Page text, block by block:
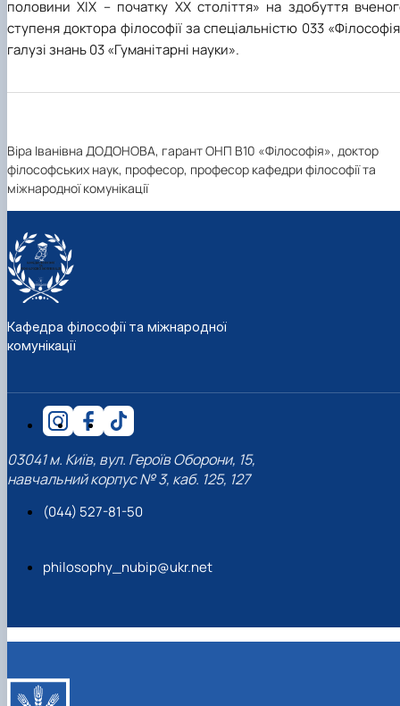
половини XIX – початку XX століття» на здобуття
ступеня доктора філософії за спеціальністю 033
галузі знань 03 «Гуманітарні науки».
Віра Іванівна ДОДОНОВА, гарант ОНП В10 «Філософія», доктор
філософських наук, професор, професор кафедри філософії та
міжнародної комунікації
Кафедра філософії та міжнародної
комунікації
03041 м. Київ, вул. Героїв Оборони, 15,
навчальний корпус № 3, каб. 125, 127
(044) 527-81-50
philosophy_nubip@ukr.net